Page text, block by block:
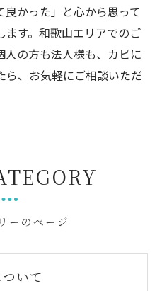
かった」と心から思って
ます。和歌山エリアでのご
の方も法人様も、カビに
ら、お気軽にご相談いただ
ーのページ
いて